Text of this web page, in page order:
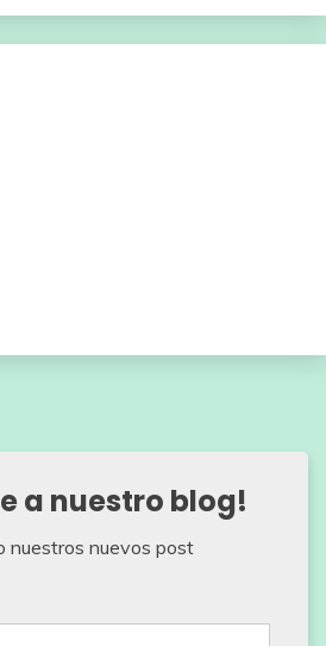
a nuestro blog!
nuestros nuevos post